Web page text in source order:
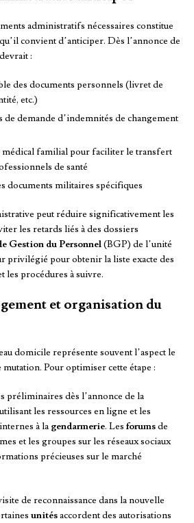
administratifs nécessaires constitue
convient d’anticiper. Dès l’annonce de
devrait :
des documents personnels (livret de
etc.)
demande d’indemnités de changement
familial pour faciliter le transfert
de santé
documents militaires spécifiques
peut réduire significativement les
les retards liés à des dossiers
Gestion du Personnel(BGP) de l’unité
privilégié pour obtenir la liste exacte des
les procédures à suivre.
et organisation du
domicile représente souvent l’aspect le
Pour optimiser cette étape :
préliminaires dès l’annonce de la
les ressources en ligne et les
à la gendarmerie. Les forumsde
et les groupes sur les réseaux sociaux
précieuses sur le marché
de reconnaissance dans la nouvelle
unitésaccordent des autorisations